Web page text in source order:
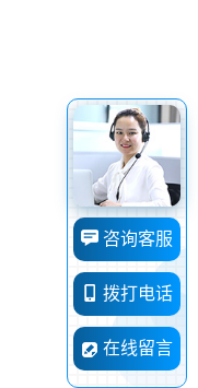
咨询客服
拨打电话
在线留言